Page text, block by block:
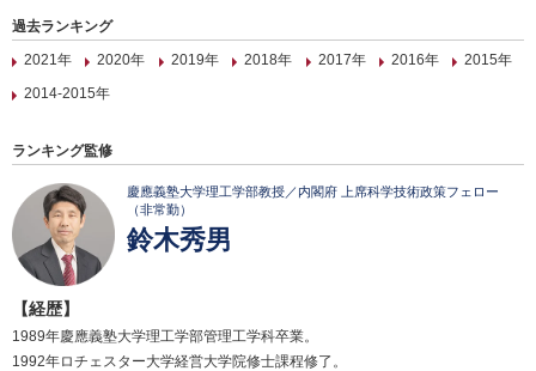
過去ランキング
2021年
2020年 2019年 2018年 2017年 2016年
2015年
2014-2015年
ランキング監修
慶應義塾大学理工学部教授／内閣府 上席科学技術政策フェロー
（非常勤）
鈴木秀男
【経歴】
1989年慶應義塾大学理工学部管理工学科卒業。
1992年ロチェスター大学経営大学院修士課程修了。